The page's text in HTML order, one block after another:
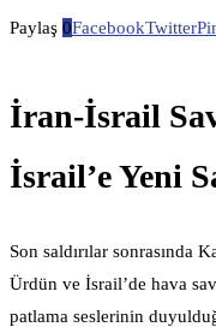
Paylaş 0FacebookTwitter
İran-İsrail
İsrail’e Yeni
Son saldırılar
Ürdün ve İsrail’de hava
patlama seslerinin